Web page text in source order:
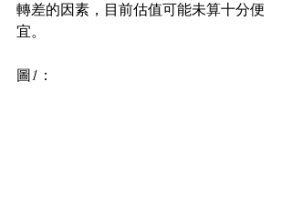
轉差的因素，目前估值可能未算十分便
宜。
圖1：